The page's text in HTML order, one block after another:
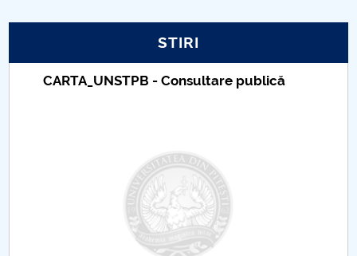
IOSUD/CSUD-Doctorate
Comisie de etica unversitară
Raportul Conducerii Centrului Universitar Pitești
privind implementarea Planului Operațional 2020-
STIRI
CARTA_UNSTPB - Consultare publică